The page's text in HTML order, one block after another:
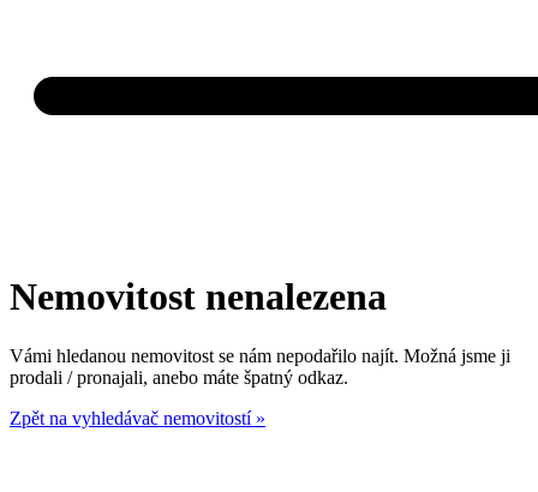
Nemovitost nenalezena
Vámi hledanou nemovitost se nám nepodařilo najít. Možná jsme ji
prodali / pronajali, anebo máte špatný odkaz.
Zpět na vyhledávač nemovitostí »